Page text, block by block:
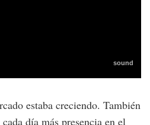
estaba creciendo. También
día más presencia en el